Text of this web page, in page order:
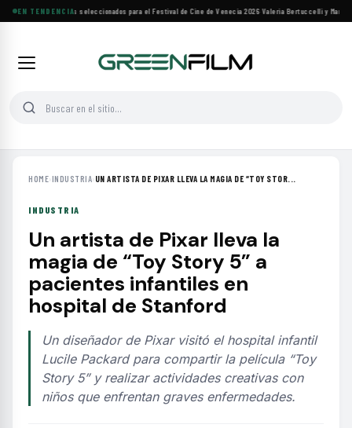
EN TENDENCIA
Siete filmes árabes seleccionados para el Festival de Cine de Venecia 2026·Valeria Bertuccelli y Martín
HOME›INDUSTRIA› UN ARTISTA DE PIXAR LLEVA LA MAGIA DE “TOY STOR...
INDUSTRIA
Un artista de Pixar lleva la
magia de “Toy Story 5” a
pacientes infantiles en
hospital de Stanford
Un diseñador de Pixar visitó el hospital infantil
Lucile Packard para compartir la película “Toy
Story 5” y realizar actividades creativas con
niños que enfrentan graves enfermedades.